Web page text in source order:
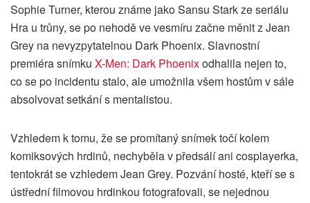
Sophie Turner, kterou známe jako Sansu Stark ze seriálu
Hra u trůny, se po nehodě ve vesmíru začne měnit z Jean
Grey na nevyzpytatelnou Dark Phoenix. Slavnostní
premiéra snímku X-Men: Dark Phoenixodhalila nejen to,
co se po incidentu stalo, ale umožnila všem hostům v sále
absolvovat setkání s mentalistou.
Vzhledem k tomu, že se promítaný snímek točí kolem
komiksových hrdinů, nechyběla v předsálí ani cosplayerka,
tentokrát se vzhledem Jean Grey. Pozvání hosté, kteří se s
ústřední filmovou hrdinkou fotografovali, se nejednou